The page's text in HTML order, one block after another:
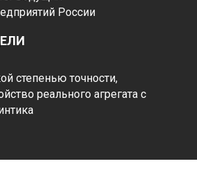
России
степенью точности,
реального агрегата с